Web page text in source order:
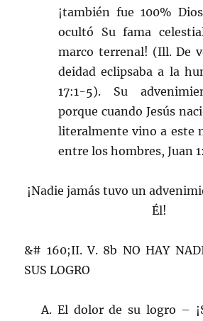
¡también fue 100%
ocultó Su fama
marco terrenal! (Ill. De
deidad eclipsaba a la
17:1-5). Su
porque cuando Jesús
literalmente vino a este
entre los hombres, Juan
¡Nadie jamás tuvo un
Él!
&# 160;II. V. 8b NO HAY
SUS LOGRO
A. El dolor de su logro –